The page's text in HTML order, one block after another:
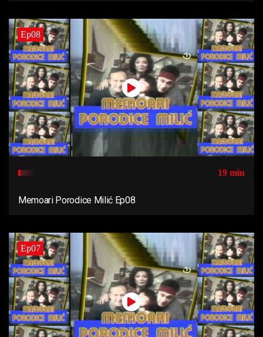
Ep08
19 min
Memoari Porodice Milić Ep08
Ep07